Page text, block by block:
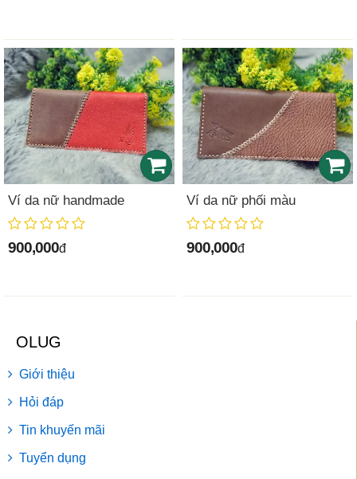
Ví da nữ handmade
900,000đ
Ví da nữ phối màu
900,000đ
OLUG
Giới thiệu
Hỏi đáp
Tin khuyến mãi
Tuyển dụng